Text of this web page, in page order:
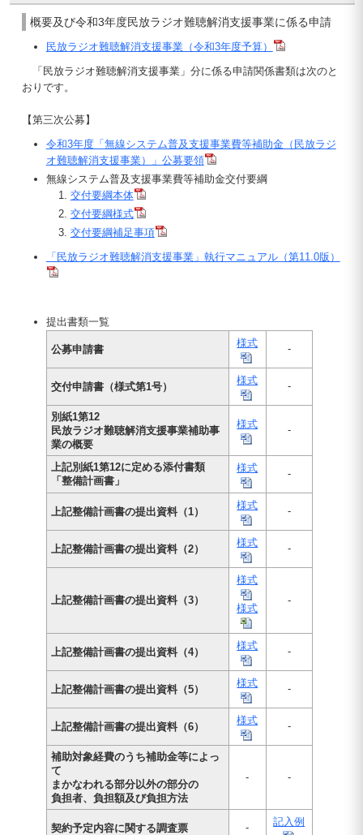
概要及び令和3年度民放ラジオ難聴解消支援事業に係る申請
民放ラジオ難聴解消支援事業（令和3年度予算）
「民放ラジオ難聴解消支援事業」分に係る申請関係書類は次のと
おりです。
【第三次公募】
令和3年度「無線システム普及支援事業費等補助金（民放ラジ
オ難聴解消支援事業）」公募要領
無線システム普及支援事業費等補助金交付要綱
交付要綱本体
交付要綱様式
交付要綱補足事項
「民放ラジオ難聴解消支援事業」執行マニュアル（第11.0版）
提出書類一覧
公募申請書
様式 -
交付申請書（様式第1号）
様式 -
別紙1第12
民放ラジオ難聴解消支援事業補助事
業の概要
様式 -
上記別紙1第12に定める添付書類
「整備計画書」
様式 -
上記整備計画書の提出資料（1）
様式 -
上記整備計画書の提出資料（2）
様式 -
上記整備計画書の提出資料（3）
様式
様式
-
上記整備計画書の提出資料（4）
様式 -
上記整備計画書の提出資料（5）
様式 -
上記整備計画書の提出資料（6）
様式 -
補助対象経費のうち補助金等によっ
て
まかなわれる部分以外の部分の
負担者、負担額及び負担方法
- -
契約予定内容に関する調査票 - 記入例